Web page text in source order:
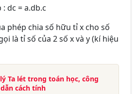
: dc =a.db.c
phép chia số hữu tỉ x cho số
là tỉ số của 2 số x và y (kí hiệu
Ta lét trong toán học, công
cách tính